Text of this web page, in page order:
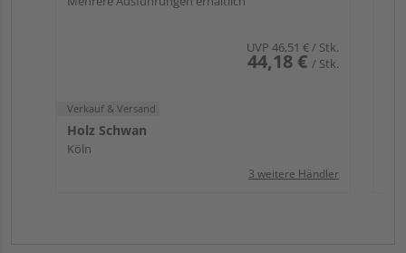
UVP 46,51 €/ Stk.
44,18 € / Stk.
Verkauf & Versand
Holz Schwan
Köln
3 weitere Händler